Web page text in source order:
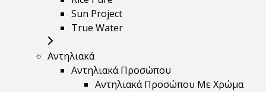
Sun Project
True Water
Αντηλιακά
Αντηλιακά Προσώπου
Αντηλιακά Προσώπου Με Χρώμα